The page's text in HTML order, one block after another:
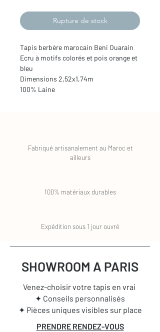
Rupture de stock
Tapis berbère marocain Beni Ouarain
Ecru à motifs colorés et pois orange et
bleu
Dimensions 2,52x1,74m
100% Laine
Fabriqué artisanalement au Maroc et
ailleurs
100% matériaux durables
Expédition sous 1 jour ouvré
SHOWROOM A PARIS
Venez-choisir votre tapis en vrai
✦ Conseils personnalisés
✦ Pièces uniques visibles sur place
PRENDRE RENDEZ-VOUS